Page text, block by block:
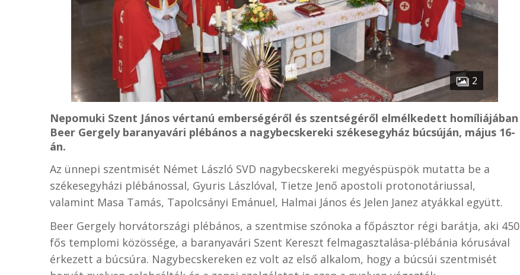
2
Nepomuki Szent János vértanú emberségéről és szentségéről elmélkedett homíliájában
Beer Gergely baranyavári plébános a nagybecskereki székesegyház búcsúján, május 16-
án.
Az ünnepi szentmisét Német László SVD nagybecskereki megyéspüspök mutatta be a
székesegyházi plébánossal, Gyuris Lászlóval, Tietze Jenő apostoli protonotáriussal,
valamint Masa Tamás, Tapolcsányi Emánuel, Halmai János és Jelen Janez atyákkal együtt.
Beer Gergely horvátországi plébános, a szentmise szónoka a főpásztor régi barátja, aki 450
fős templomi közössége, a baranyavári Szent Kereszt felmagasztalása-plébánia kórusával
érkezett a búcsúra. Nagybecskereken ez volt az első alkalom, hogy a búcsúi szentmisét